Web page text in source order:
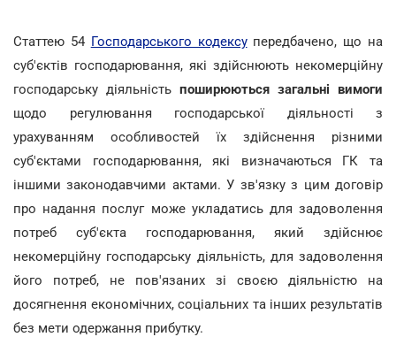
Статтею 54 Господарського кодексупередбачено, що на
суб'єктів господарювання, які здійснюють некомерційну
господарську діяльність поширюються загальні вимоги
щодо регулювання господарської діяльності з
урахуванням особливостей їх здійснення різними
суб'єктами господарювання, які визначаються ГК та
іншими законодавчими актами. У зв'язку з цим договір
про надання послуг може укладатись для задоволення
потреб суб'єкта господарювання, який здійснює
некомерційну господарську діяльність, для задоволення
його потреб, не пов'язаних зі своєю діяльністю на
досягнення економічних, соціальних та інших результатів
без мети одержання прибутку.